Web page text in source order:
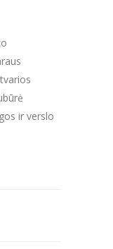
ir verslo